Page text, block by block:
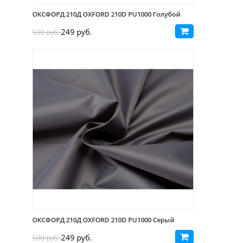
ОКСФОРД 210Д OXFORD 210D PU1000 Голубой
500 руб.249 руб.
ОКСФОРД 210Д OXFORD 210D PU1000 Серый
500 руб.249 руб.